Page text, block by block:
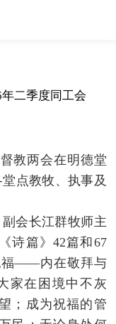
二季度同工会
教两会在明德堂
点教牧、执事及
会长江群牧师主
诗篇》42篇和67
福——内在敬拜与
家在困境中不灰
；成为祝福的管